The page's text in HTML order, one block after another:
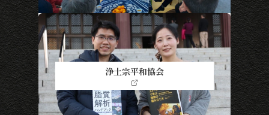
浄土宗平和協会